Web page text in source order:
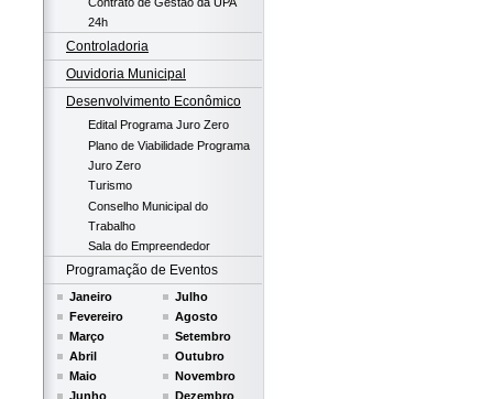
24h
Controladoria
Ouvidoria Municipal
Desenvolvimento Econômico
Edital Programa Juro Zero
Plano de Viabilidade Programa
Juro Zero
Turismo
Conselho Municipal do
Trabalho
Sala do Empreendedor
Programação de Eventos
Janeiro
Fevereiro
Março
Abril
Maio
Junho
Julho
Agosto
Setembro
Outubro
Novembro
Dezembro